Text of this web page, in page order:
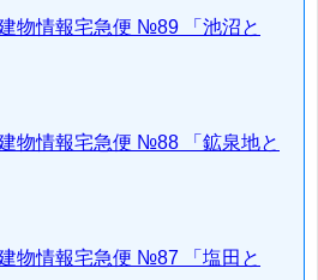
物情報宅急便 №89 「池沼と
物情報宅急便 №88 「鉱泉地と
物情報宅急便 №87 「塩田と